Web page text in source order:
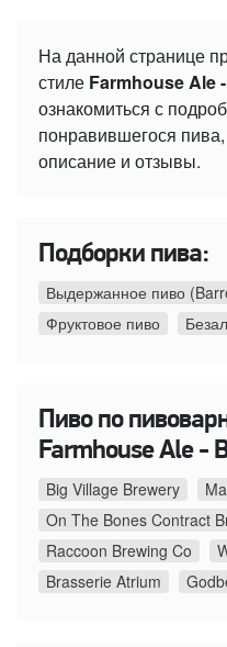
На данной странице
стиле Farmhouse Ale
ознакомиться с
понравившегося
описание и отзывы.
Подборки пива:
Выдержанное пиво
Фруктовое пиво
Пиво по
Farmhouse Ale -
Big Village Brewery
On The Bones Contract
Raccoon Brewing Co
Brasserie Atrium